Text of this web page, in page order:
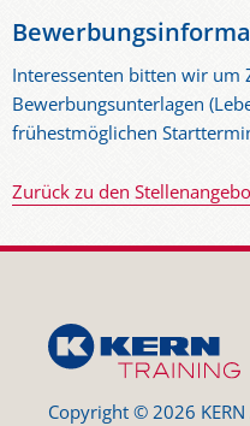
Interessenten bitten wir um
Bewerbungsunterlagen
frühestmöglichen
Zurück zu den
Copyright © 2026 KERN